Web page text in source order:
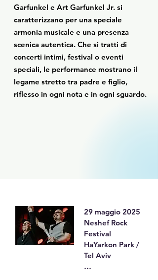
Garfunkel e Art Garfunkel Jr. si
caratterizzano per una speciale
armonia musicale e una presenza
scenica autentica. Che si tratti di
concerti intimi, festival o eventi
speciali, le performance mostrano il
legame stretto tra padre e figlio,
riflesso in ogni nota e in ogni sguardo.
29 maggio 2025
Neshef Rock
Festival
HaYarkon Park /
Tel Aviv